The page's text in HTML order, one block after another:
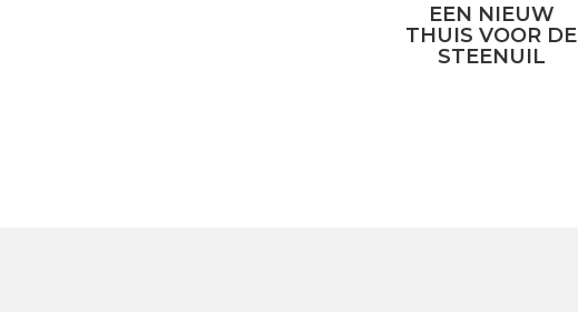
EEN NIEUW
THUIS VOOR DE
STEENUIL